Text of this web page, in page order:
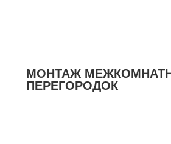
МОНТАЖ
ПЕРЕГОРОДОК